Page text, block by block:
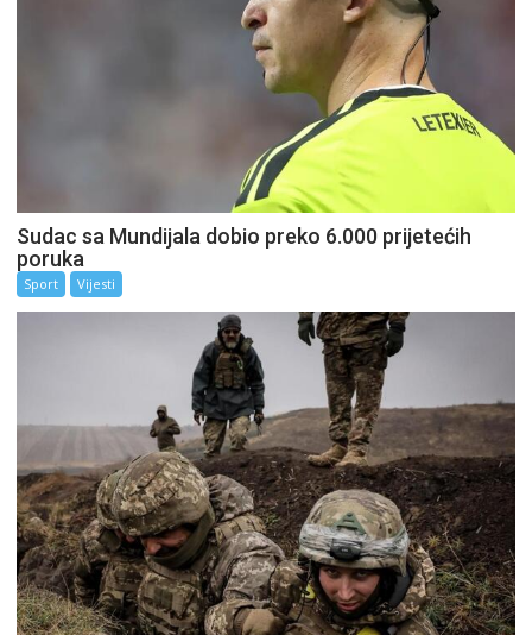
Sudac sa Mundijala dobio preko 6.000 prijetećih
poruka
Sport Vijesti